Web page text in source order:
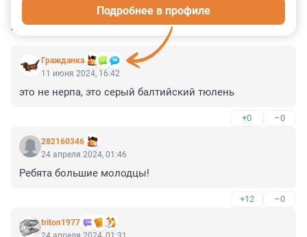
КОММЕНТАРИИ 6
Гражданкa
Подробнее в профиле
11 июня 2024, 16:42
это не нерпа, это серый балтийский тюлень
+0 –0
282160346
24 апреля 2024, 01:46
Ребята большие молодцы!
+12 –0
triton1977